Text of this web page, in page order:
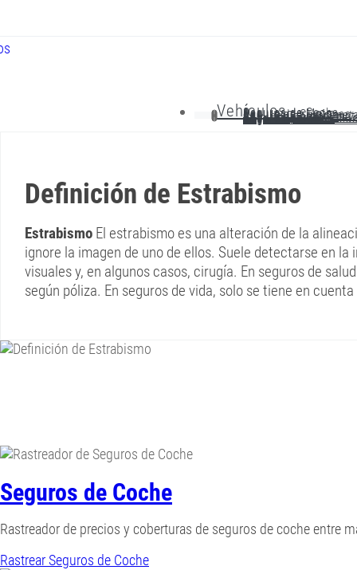
Vehículos
Seguros de Coche
Seguros de Moto
Seguro de Camiones
Seguros de
Seg. de Cabeza
Seguro de Tractor
Seguro de
Seguros por Días
Seguro de Coche
Definición de Estrabismo
Estrabismo El estrabismo es una alteración de la
ignore la imagen de uno de ellos. Suele detectarse en
visuales y, en algunos casos, cirugía. En seguros de
según póliza. En seguros de vida, solo se tiene en
Seguros de Coche
Rastreador de precios y coberturas de seguros de coche entre
Rastrear Seguros de Coche